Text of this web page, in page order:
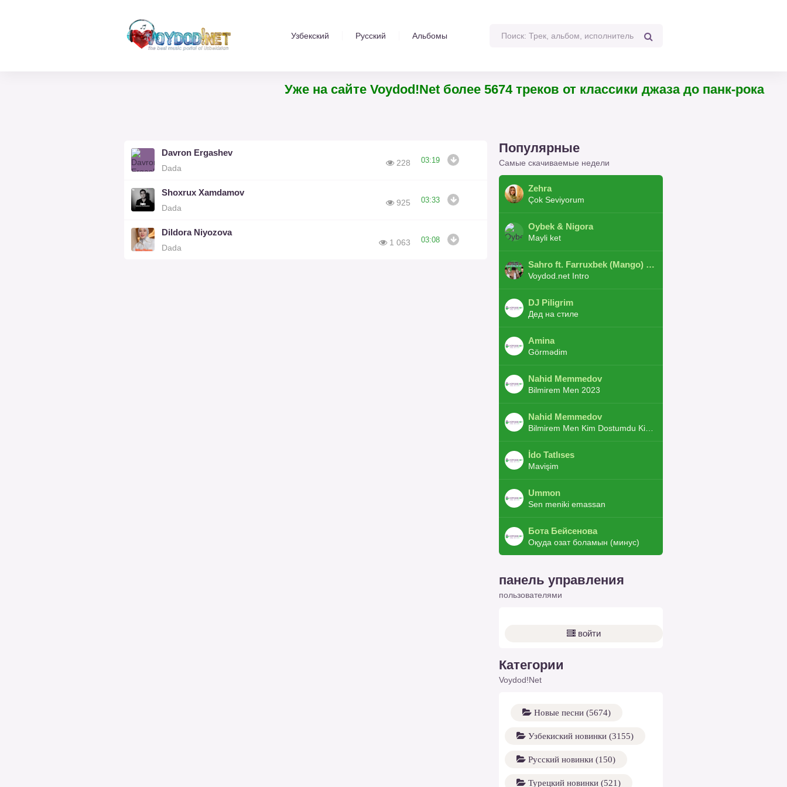
Узбекский Русский Альбомы
Уже на сайте Voydod!Net более 5674 треков от классики джаза до панк-рока
Davron Ergashev
Dada
228 03:19
Shoxrux Xamdamov
Dada
925 03:33
Dildora Niyozova
Dada
1 063 03:08
Популярные
Самые скачиваемые недели
Zehra
Çok Seviyorum
Oybek & Nigora
Mayli ket
Sahro ft. Farruxbek (Mango) ft. Shaxboz ft. Navruz and Zarba ft. DJ.JoHa
Voydod.net Intro
DJ Piligrim
Дед на стиле
Amina
Görmədim
Nahid Memmedov
Bilmirem Men 2023
Nahid Memmedov
İdo Tatlıses
Mavişim
Ummon
Sen meniki emassan
Бота Бейсенова
Оқуда озат боламын (минус)
панель управления
пользователями
войти
Категории
Voydod!Net
Новые песни (5674)
Узбекиский новинки (3155)
Русский новинки (150)
Турецкий новинки (521)